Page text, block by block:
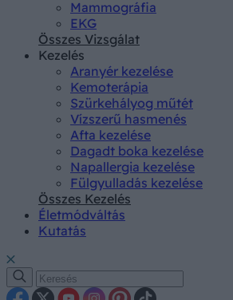
Mammográfia
EKG
Összes Vizsgálat
Kezelés
Aranyér kezelése
Kemoterápia
Szürkehályog műtét
Vízszerű hasmenés
Afta kezelése
Dagadt boka kezelése
Napallergia kezelése
Fülgyulladás kezelése
Összes Kezelés
Életmódváltás
Kutatás